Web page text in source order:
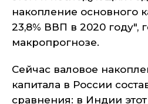
накопление основного
23,8% ВВП в 2020 году",
макропрогнозе.
Сейчас валовое
капитала в России
сравнения: в Индии этот